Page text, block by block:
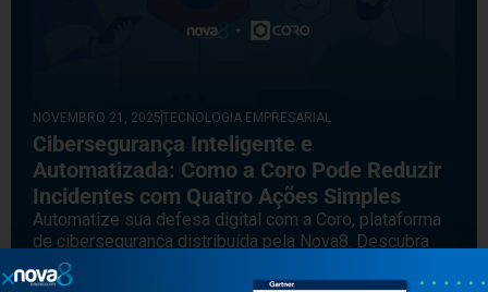
NOVEMBRO 21, 2025TECNOLOGIA EMPRESARIAL
Cibersegurança Inteligente e
Automatizada: Como a Coro Pode Reduzir
Incidentes com Quatro Ações Simples
Automatize sua defesa digital com a Coro, plataforma
de cibersegurança distribuída pela Nova8. Descubra
como reduzir riscos com proteção unificada para
endpoints, e-mails, SaaS e nuvem.